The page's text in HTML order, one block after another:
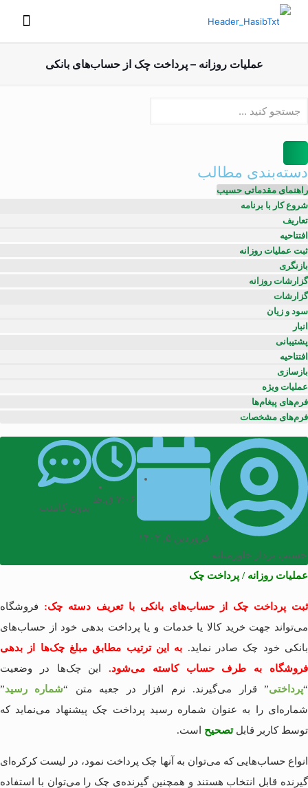
عملیات روزانه – پرداخت چک از حساب‌های بانکی
دسته‌بندی مطالب
راهنمای مقدماتی حسیب
شروع کار با برنامه
تعاریف
افتتاحیه
ثبت عملیات روزانه
بازنگری
گزارشات روزانه
گزارشات
سود و زیان
انبار
پشتیبانی
افتتاحیه
بازسازی
عملیات ویژه
فرم‌های پیغام‌ها
فرم‌های مشخصات
حسیب پرداز خاورمیانه
فروردین ۵, ۱۴۰۳
۷:۰۶ ق.ظ
بدون کامنت
عملیات روزانه / پرداخت چک
ثبت پرداخت چک از حساب‌های بانکی با تعریف دسته چک: فروشگاه
می‌تواند جهت خرید کالا یا خدمات و یا پرداخت بدهی خود از حساب‌های
بانکی خود چک صادر نماید. به این ترتیب مطابق مبلغ چک‌ها از بدهی
فروشگاه به طرف حساب کاسته می‌شود.این چک‌ها در وضعیت
“پرداختی” قرار می‌گیرند. نرم افزار در جعبه متن “شماره رسید”
شماره‌ای را به عنوان شماره رسید پرداخت چک پیشنهاد می‌نماید که
توسط کاربر قابلتصحیح است.
انواع حساب‌هایی که می‌توان به آنها چک پرداخت نمود، در لیست کرکره‌ای
گیرنده قابل انتخاب هستند و همچنین گیرنده‌ی چک را می‌توان با استفاده